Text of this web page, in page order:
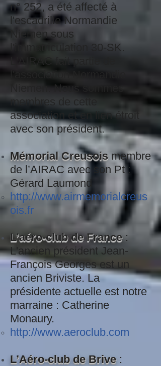
n° 252, a été affecté à
l'escadrille Normandie
Niemen sous
l'immatriculation 30-SK.
L'AIRAC fait partie de
l'association Normandie
Niemen. Nous sommes
membres de cette
association et en lien étroit
avec son président.
Mémorial Creusois membre
de l’AIRAC avec son Pt :
Gérard Laumond
http://www.airmemorialcreus
ois.fr
L’aéro-club de France:
L'ancien président Jean-
François Georges est un
ancien Briviste. La
présidente actuelle est notre
marraine : Catherine
Monaury.
http://www.aeroclub.com
L’Aéro-club de Brive: